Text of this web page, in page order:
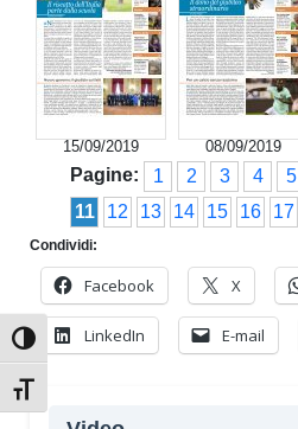
Attiva/disattiva alto contrasto
Attiva/disattiva dimensione testo
15/09/2019 08/09/2019
Pagine: 1 2 3 4 5
11
12 13 14 15 16 17
Condividi:
Facebook X
LinkedIn E-mail